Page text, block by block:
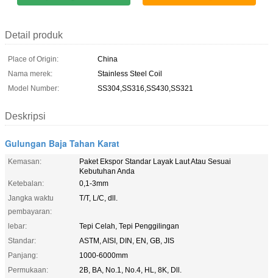
Detail produk
Place of Origin:
China
Nama merek:
Stainless Steel Coil
Model Number:
SS304,SS316,SS430,SS321
Deskripsi
Gulungan Baja Tahan Karat
Kemasan:
Paket Ekspor Standar Layak Laut Atau Sesuai
Kebutuhan Anda
Ketebalan:
0,1-3mm
Jangka waktu
pembayaran:
T/T, L/C, dll.
lebar:
Tepi Celah, Tepi Penggilingan
Standar:
ASTM, AISI, DIN, EN, GB, JIS
Panjang:
1000-6000mm
Permukaan:
2B, BA, No.1, No.4, HL, 8K, Dll.